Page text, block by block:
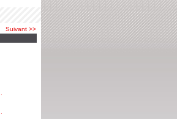
Suivant >>